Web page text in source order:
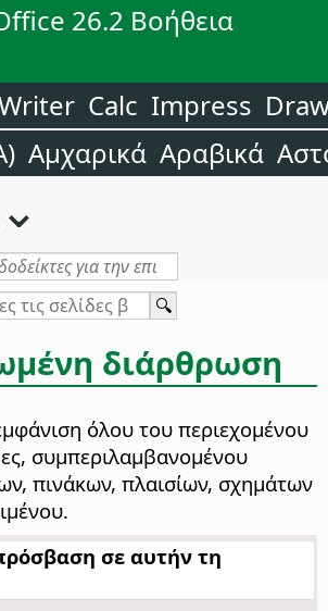
26.2 Βοήθεια
Calc Impress
Αμχαρικά Αραβικά
διάρθρωση
όλου του περιεχομένου
συμπεριλαμβανομένου
πινάκων, πλαισίων, σχημάτων
σε αυτήν τη